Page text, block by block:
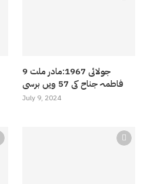
9 جولائی 1967:مادر ملت
فاطمہ جناح کی 57 ویں برسی
July 9, 2024